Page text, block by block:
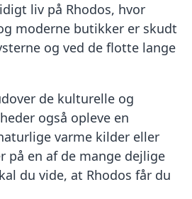
liv på Rhodos, hvor
moderne butikker er skudt
og ved de flotte lange
de kulturelle og
også opleve en
varme kilder eller
på en af de mange dejlige
du vide, at Rhodos får du